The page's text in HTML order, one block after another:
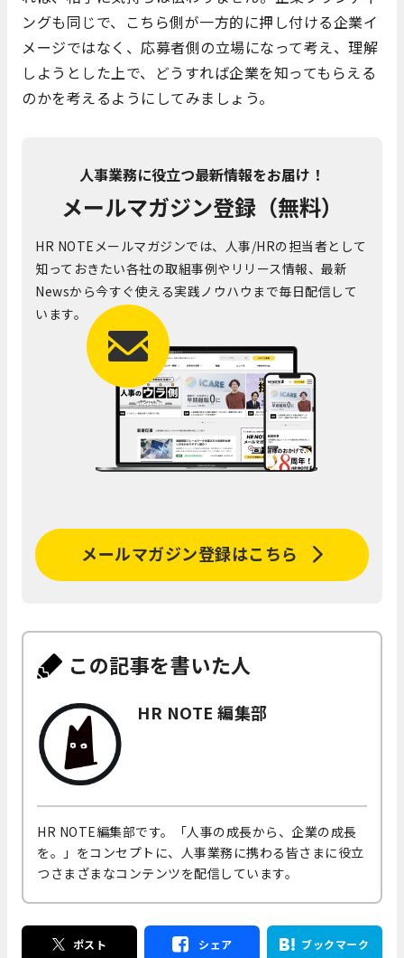
ングも同じで、こちら側が一方的に押し付ける企業イ
メージではなく、応募者側の立場になって考え、理解
しようとした上で、どうすれば企業を知ってもらえる
のかを考えるようにしてみましょう。
人事業務に役立つ最新情報をお届け！
メールマガジン登録（無料）
HR NOTEメールマガジンでは、人事/HRの担当者として
知っておきたい各社の取組事例やリリース情報、最新
Newsから今すぐ使える実践ノウハウまで毎日配信して
います。
メールマガジン登録はこちら
この記事を書いた人
HR NOTE 編集部
HR NOTE編集部です。「人事の成長から、企業の成長
を。」をコンセプトに、人事業務に携わる皆さまに役立
つさまざまなコンテンツを配信しています。
ポスト シェア ブックマーク